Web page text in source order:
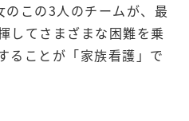
のこの3人のチームが、最
してさまざまな困難を乗
ることが「家族看護」で